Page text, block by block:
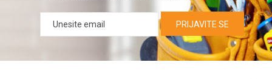
PRIJAVITE SE